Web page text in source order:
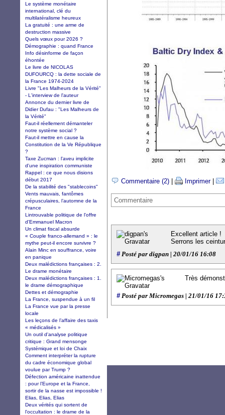
Commentaire (2) Imprimer|
Commentaire
Excellent article !
Serrons les
#Posté par digpan | 20/01/16 16:08
Très
#Posté par Micromegas | 21/01/16
Le système monétaire
international, clé du
multilatéralisme heureux
La gratuité : une arme de
destruction massive
Quels vœux pour 2026 ?
Démographie : quand France
Info désinforme de façon
éhontée
Le livre de NICOLAS
DUFOURCQ : la dette sociale de
la France 1974-2024
Livre "Les Malheurs de la Vérité"
- L'interview de l'auteur
Annonce du dernier livre de
Didier Dufau : "Les Malheurs de
la Vérité"
Faut-il réellement démanteler
notre système social ?
Faut-il mettre en cause la
Constitution de la Ve République
?
Taxe Zucman : l'aveu implicite
d'une inspiration communiste
Rappel : ce que nous disions
début 2017
De la stabilité des "stablecoins"
Vents mauvais, fantômes
crépusculaires, l’automne de la
France
Lintrouvable politique de l'offre
d'Emmanuel Macron
Un climat fiscal absurde
« Couple franco-allemand » : le
mythe peut-il encore survivre ?
Alain Minc en souffrance, voire
en panique
Deux malédictions françaises : 2.
Le drame monétaire
Deux malédictions françaises : 1.
le drame démographique
Dettes et démographie
La France, suspendue à un fil
La France vue par la presse
locale
Les leçons de l’affaire des taxis
« médicalisés »
Un outil d'analyse politique
critique : Grand mensonge
Systémique et loi de Chaix
Comment interpréter la rupture
du cadre économique global
voulue par Trump ?
Défection américaine inattendue
: pour l’Europe et la France,
sortir de la nasse est impossible !
Elias, Elias, Elias
Deux vérités qui sortent de
l'occultation : le drame de la